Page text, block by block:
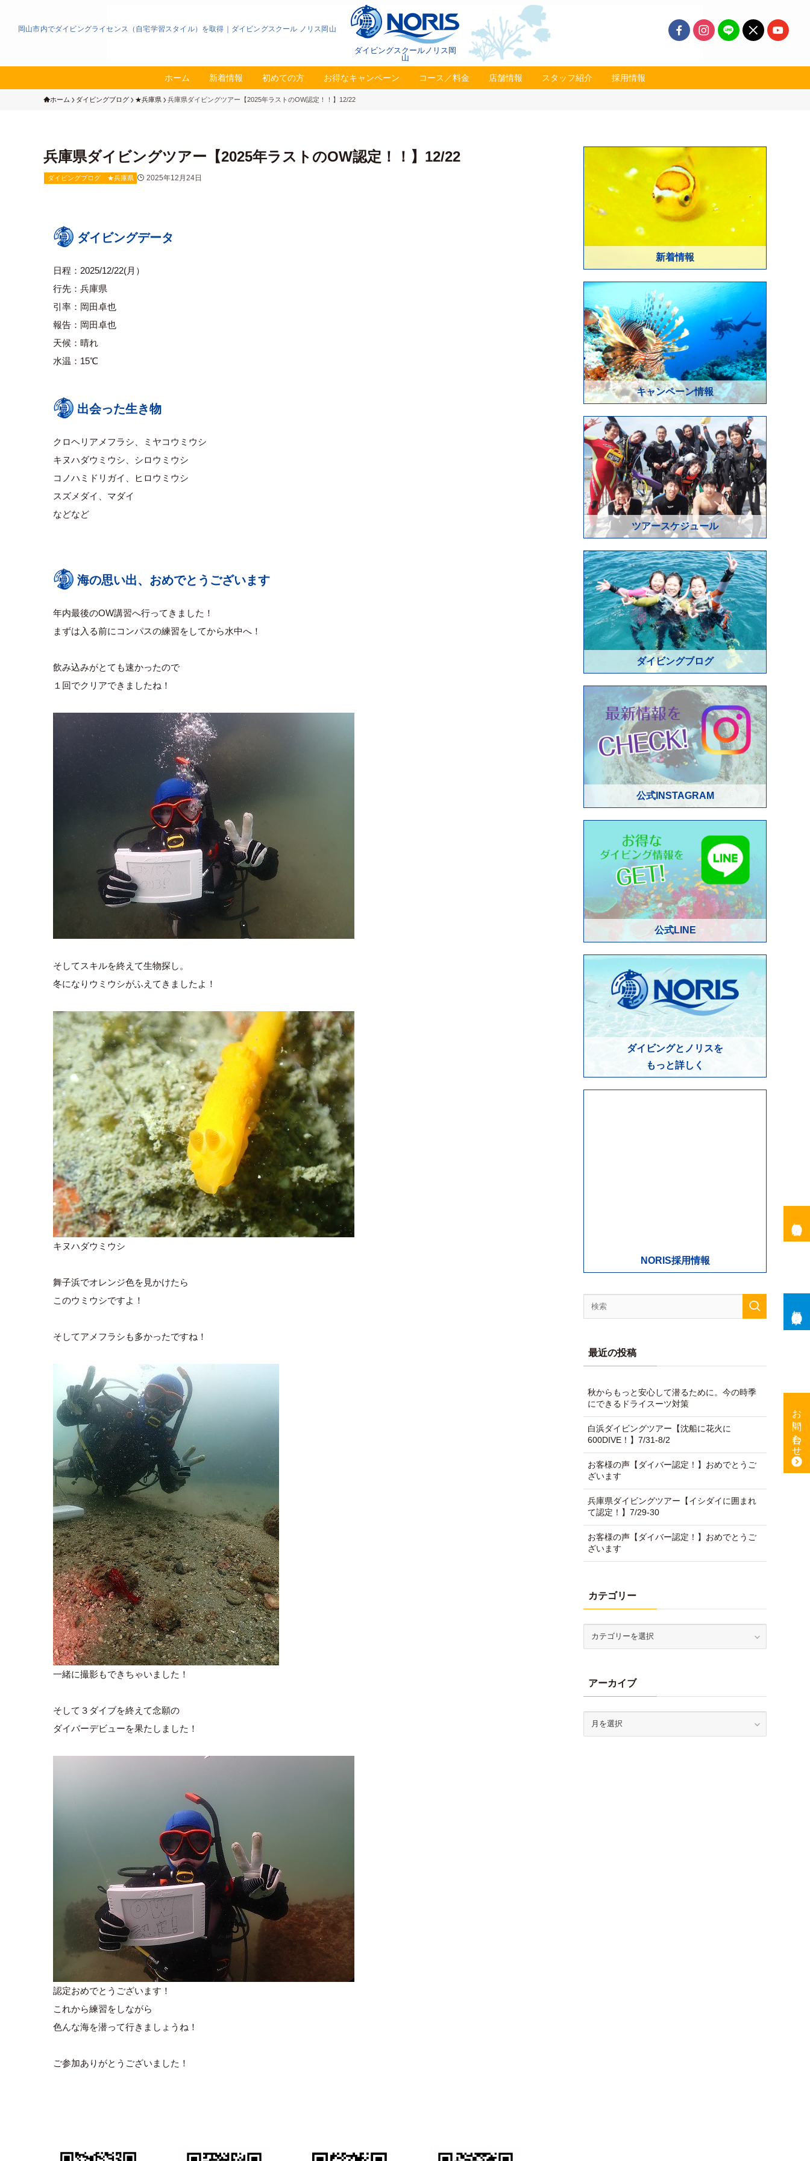
岡山市内でダイビングライセンス（自宅学習スタイル）を取得｜ダイビングスクール ノリス岡山
ダイビングスクールノリス岡
山
ホーム 新着情報 初めての方 お得なキャンペーン コース／料金 店舗情報 スタッフ紹介 採用情報
お問い合わせ
ホーム ダイビングブログ ★兵庫県 兵庫県ダイビングツアー【2025年ラストのOW認定！！】12/22
兵庫県ダイビングツアー【2025年ラストのOW認定！！】12/22
ダイビングブログ ★兵庫県 2025年12月24日
ダイビングデータ
日程：2025/12/22(月）
行先：兵庫県
引率：岡田卓也
報告：岡田卓也
天候：晴れ
水温：15℃
出会った生き物
クロヘリアメフラシ、ミヤコウミウシ
キヌハダウミウシ、シロウミウシ
コノハミドリガイ、ヒロウミウシ
スズメダイ、マダイ
などなど
海の思い出、おめでとうございます
年内最後のOW講習へ行ってきました！
まずは入る前にコンパスの練習をしてから水中へ！
飲み込みがとても速かったので
１回でクリアできましたね！
そしてスキルを終えて生物探し。
冬になりウミウシがふえてきましたよ！
キヌハダウミウシ
舞子浜でオレンジ色を見かけたら
このウミウシですよ！
そしてアメフラシも多かったですね！
一緒に撮影もできちゃいました！
そして３ダイブを終えて念願の
ダイバーデビューを果たしました！
認定おめでとうございます！
これから練習をしながら
色んな海を潜って行きましょうね！
ご参加ありがとうございました！
新着情報
キャンペーン情報
ツアースケジュール
ダイビングブログ
公式INSTAGRAM
公式LINE
ダイビングとノリスを
もっと詳しく
最近の投稿
白浜ダイビングツアー【沈船に花火に
お客様の声【ダイバー認定！】おめでとうご
ざいます
兵庫県ダイビングツアー【イシダイに囲まれ
て認定！】7/29-30
お客様の声【ダイバー認定！】おめでとうご
ざいます
カテゴリー
アーカイブ